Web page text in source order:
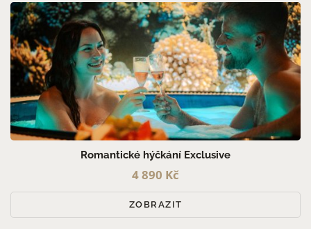
Romantické hýčkání Exclusive
4 890 Kč
ZOBRAZIT